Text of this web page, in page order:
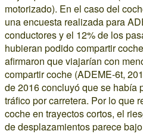
motorizado). En el caso del
una encuesta realizada para
conductores y el 12% de los
hubieran podido compartir
afirmaron que viajarían con
compartir coche (ADEME-6t,
de 2016 concluyó que se había
tráfico por carretera. Por lo que
coche en trayectos cortos, el
de desplazamientos parece